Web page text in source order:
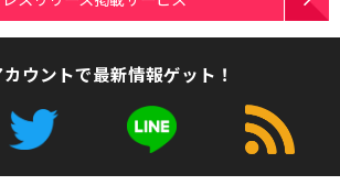
ウントで最新情報ゲット！